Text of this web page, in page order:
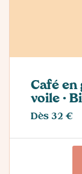
Café en
voile ·
Dès 32 €